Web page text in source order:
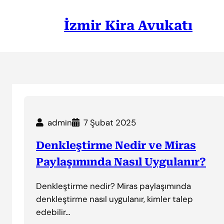
İzmir Kira Avukatı
admin 7 Şubat 2025
Denkleştirme Nedir ve Miras
Paylaşımında Nasıl Uygulanır?
Denkleştirme nedir? Miras paylaşımında
denkleştirme nasıl uygulanır, kimler talep
edebilir…